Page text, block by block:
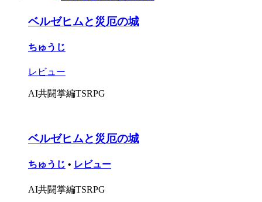
ベルゼヒムと災厄の城
ちゅうじ
レビュー
AI共闘掌編TSRPG
ベルゼヒムと災厄の城
ちゅうじ • レビュー
AI共闘掌編TSRPG